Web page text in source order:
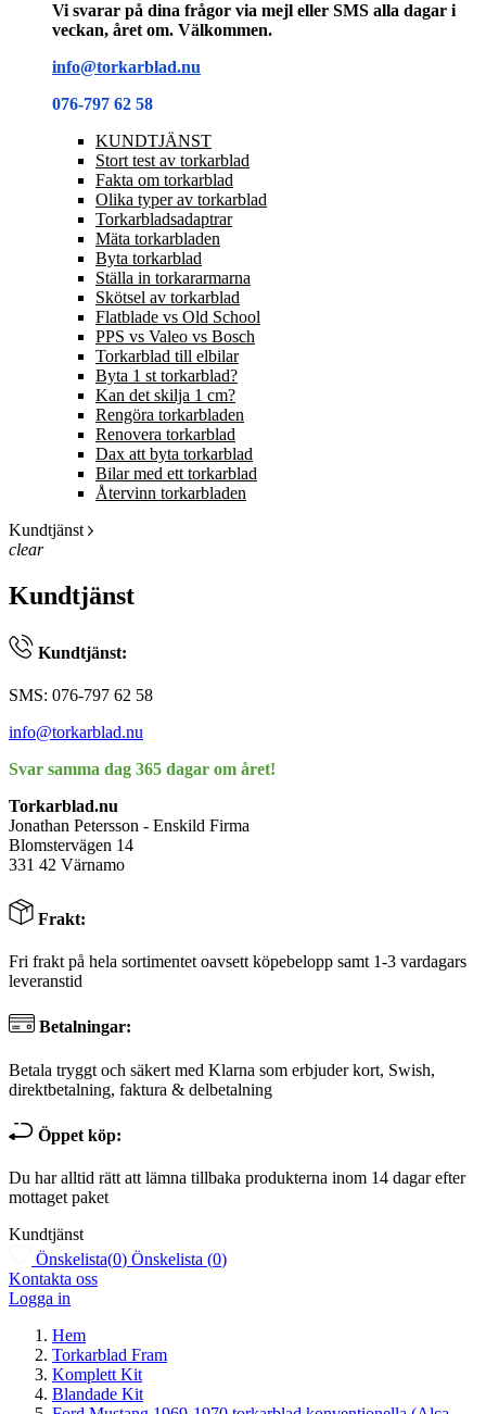
Vi svarar på dina frågor via mejl eller SMS alla dagar i
veckan, året om. Välkommen.
info@torkarblad.nu
076-797 62 58
KUNDTJÄNST
Stort test av torkarblad
Fakta om torkarblad
Olika typer av torkarblad
Torkarbladsadaptrar
Mäta torkarbladen
Byta torkarblad
Ställa in torkararmarna
Skötsel av torkarblad
Flatblade vs Old School
PPS vs Valeo vs Bosch
Torkarblad till elbilar
Byta 1 st torkarblad?
Kan det skilja 1 cm?
Rengöra torkarbladen
Renovera torkarblad
Dax att byta torkarblad
Bilar med ett torkarblad
Återvinn torkarbladen
Kundtjänst
clear
Kundtjänst
Kundtjänst:
SMS: 076-797 62 58
info@torkarblad.nu
Svar samma dag 365 dagar om året!
Torkarblad.nu
Jonathan Petersson - Enskild Firma
Blomstervägen 14
331 42 Värnamo
Frakt:
Fri frakt på hela sortimentet oavsett köpebelopp samt 1-3 vardagars
leveranstid
Betalningar:
Betala tryggt och säkert med Klarna som erbjuder kort, Swish,
direktbetalning, faktura & delbetalning
Öppet köp:
Du har alltid rätt att lämna tillbaka produkterna inom 14 dagar efter
mottaget paket
Kundtjänst
Önskelista(0) Önskelista (0)
Kontakta oss
Logga in
Hem
Torkarblad Fram
Komplett Kit
Blandade Kit